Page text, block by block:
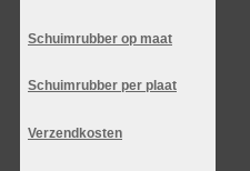
Schuimrubber op maat
Schuimrubber per plaat
Verzendkosten